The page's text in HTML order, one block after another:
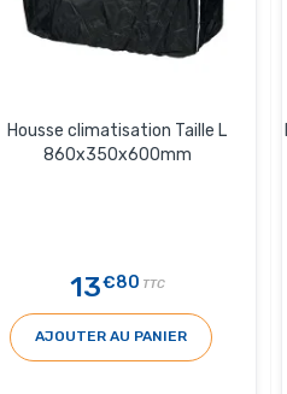
Housse climatisation Taille L
860x350x600mm
13€80 TTC
AJOUTER AU PANIER